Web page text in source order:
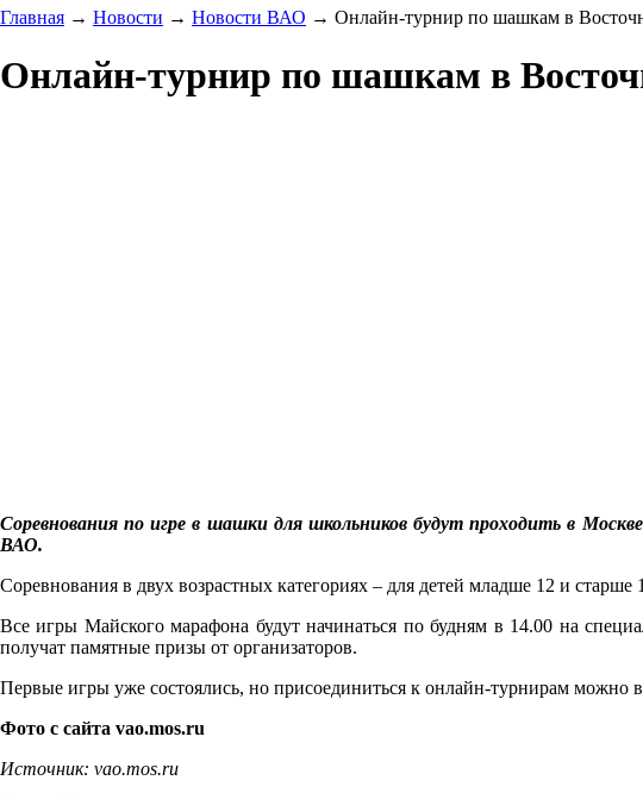
Главная → Новости → Новости ВАО → Онлайн-турнир по шашкам в
Онлайн-турнир по шашкам в
Соревнования по игре в шашки для школьников будут проходить в
ВАО.
Соревнования в двух возрастных категориях – для детей младше 12 и
Все игры Майского марафона будут начинаться по будням в 14.00 на
получат памятные призы от организаторов.
Первые игры уже состоялись, но присоединиться к онлайн-турнирам можно
Фото с сайта vao.mos.ru
Источник: vao.mos.ru